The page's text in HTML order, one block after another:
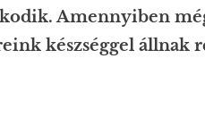
Amennyiben
készséggel állnak